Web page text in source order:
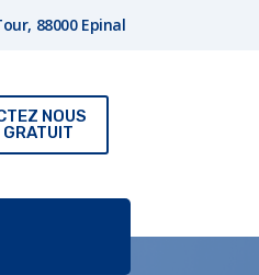
88000 Epinal
NOUS
GRATUIT